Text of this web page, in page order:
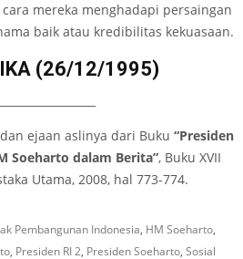
mereka menghadapi persaingan
baik atau kredibilitas kekuasaan.
(26/12/1995)
ejaan aslinya dari Buku “Presiden
Soeharto dalam Berita”, Buku XVII
Utama, 2008, hal 773-774.
Pembangunan Indonesia, HM Soeharto,
, Presiden RI 2, Presiden Soeharto, Sosial